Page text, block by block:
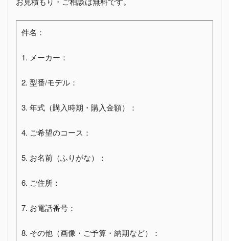
件名：
1. メーカー：
2. 型番/モデル：
3. 年式（購入時期・購入金額）：
4. ご希望のコース：
5. お名前（ふりがな）：
6. ご住所：
7. お電話番号：
8. その他（画像・ご予算・納期など）：